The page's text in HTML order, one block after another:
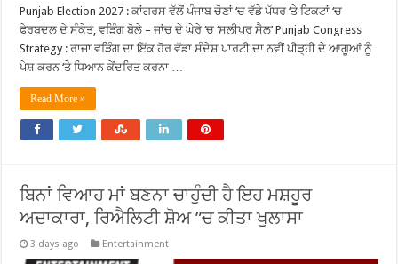
Punjab Election 2027 : ਕਾਂਗਰਸ ਵੱਲੋਂ ਪੰਜਾਬ ਚੋਣਾਂ ‘ਚ ਵੱਡੇ ਪੱਧਰ ‘ਤੇ ਟਿਕਟਾਂ ‘ਚ
ਫੇਰਬਦਲ ਦੇ ਸੰਕੇਤ, ਵੜਿੰਗ ਬੋਲੇ – ਜਾਂਚ ਦੇ ਘੇਰੇ ‘ਚ ‘ਸਲੀਪਰ ਸੈਲ’ Punjab Congress
Strategy : ਰਾਜਾ ਵੜਿੰਗ ਦਾ ਇੱਕ ਹੋਰ ਵੱਡਾ ਸੰਦੇਸ਼ ਪਾਰਟੀ ਦਾ ਨਵੀਂ ਪੀੜ੍ਹੀ ਦੇ ਆਗੂਆਂ ਨੂੰ
ਪੇਸ਼ ਕਰਨ ‘ਤੇ ਧਿਆਨ ਕੇਂਦਰਿਤ ਕਰਨਾ …
Read More »
ਬਿਨਾਂ ਵਿਆਹ ਮਾਂ ਬਣਨਾ ਚਾਹੁੰਦੀ ਹੈ ਇਹ ਮਸ਼ਹੂਰ
ਅਦਾਕਾਰਾ, ਰਿਐਲਿਟੀ ਸ਼ੋਅ ”ਚ ਕੀਤਾ ਖੁਲਾਸਾ
3 days ago Entertainment